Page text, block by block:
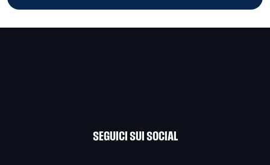
SEGUICI SUI SOCIAL